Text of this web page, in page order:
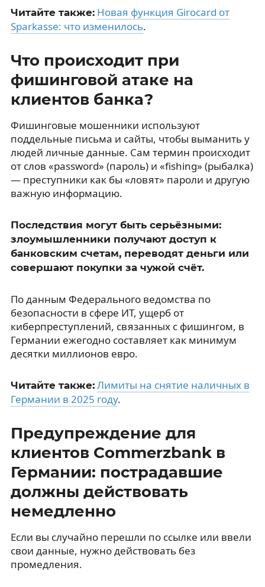
Читайте также: Новая функция Girocard от
Sparkasse: что изменилось.
Что происходит при
фишинговой атаке на
клиентов банка?
Фишинговые мошенники используют
поддельные письма и сайты, чтобы выманить у
людей личные данные. Сам термин происходит
от слов «password» (пароль) и «fishing» (рыбалка)
— преступники как бы «ловят» пароли и другую
важную информацию.
Последствия могут быть серьёзными:
злоумышленники получают доступ к
банковским счетам, переводят деньги или
совершают покупки за чужой счёт.
По данным Федерального ведомства по
безопасности в сфере ИТ, ущерб от
киберпреступлений, связанных с фишингом, в
Германии ежегодно составляет как минимум
десятки миллионов евро.
Читайте также: Лимиты на снятие наличных в
Германии в 2025 году.
Предупреждение для
клиентов Commerzbank в
Германии: пострадавшие
должны действовать
немедленно
Если вы случайно перешли по ссылке или ввели
свои данные, нужно действовать без
промедления.